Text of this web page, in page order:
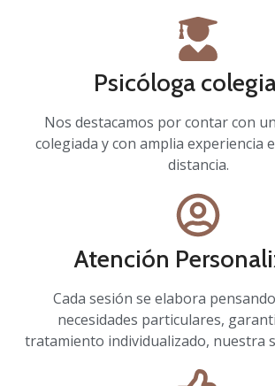
Psicóloga
Nos destacamos por contar con
colegiada y con amplia experiencia
distancia.
Atención
Cada sesión se elabora
necesidades particulares,
tratamiento individualizado, nuestra